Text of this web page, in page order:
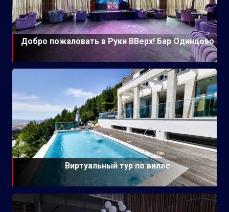
Добро пожаловать в Руки ВВерх! Бар Одинцово
Виртуальный тур по вилле